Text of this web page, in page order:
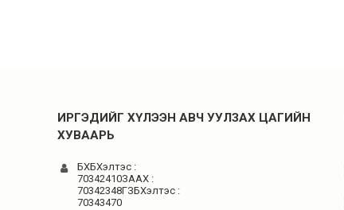
ИРГЭДИЙГ ХҮЛЭЭН АВЧ УУЛЗАХ ЦАГИЙН
ХУВААРЬ
БХБХэлтэс :
70342410ЗААХ :
70342348ГЗБХэлтэс :
70343470